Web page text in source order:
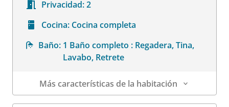
Privacidad:2
Cocina: Cocina completa
Baño: 1 Baño completo : Regadera, Tina,
Lavabo, Retrete
Más características de la habitación
Datos de la habitación